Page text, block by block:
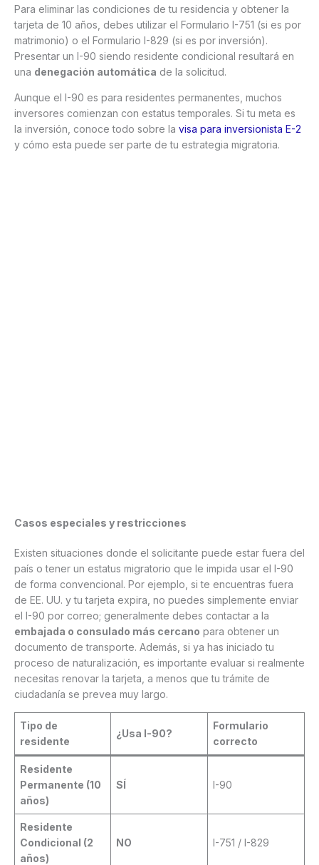
Para eliminar las condiciones de tu residencia y obtener la
tarjeta de 10 años, debes utilizar el Formulario I-751 (si es por
matrimonio) o el Formulario I-829 (si es por inversión).
Presentar un I-90 siendo residente condicional resultará en
una denegación automática de la solicitud.
Aunque el I-90 es para residentes permanentes, muchos
inversores comienzan con estatus temporales. Si tu meta es
la inversión, conoce todo sobre la visa para inversionista E-2
y cómo esta puede ser parte de tu estrategia migratoria.
Casos especiales y restricciones
Existen situaciones donde el solicitante puede estar fuera del
país o tener un estatus migratorio que le impida usar el I-90
de forma convencional. Por ejemplo, si te encuentras fuera
de EE. UU. y tu tarjeta expira, no puedes simplemente enviar
el I-90 por correo; generalmente debes contactar a la
embajada o consulado más cercano para obtener un
documento de transporte. Además, si ya has iniciado tu
proceso de naturalización, es importante evaluar si realmente
necesitas renovar la tarjeta, a menos que tu trámite de
ciudadanía se prevea muy largo.
Tipo de
residente
¿Usa I-90?
Formulario
correcto
Residente
Permanente (10
años)
SÍ I-90
Residente
Condicional (2
años)
NO I-751 / I-829